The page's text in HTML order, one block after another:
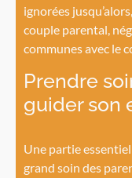
ignorées
couple parental,
communes avec le
Prendre
guider son
Une partie
grand soin des